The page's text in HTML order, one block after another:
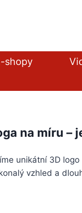
shopy
na míru –
unikátní 3D
vzhled a